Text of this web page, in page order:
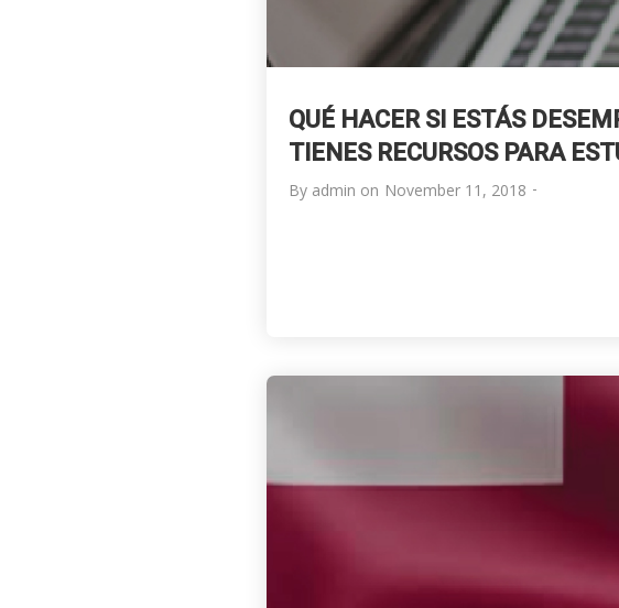
QUÉ HACER SI ESTÁS
TIENES RECURSOS PARA
By admin on November 11, 2018 -